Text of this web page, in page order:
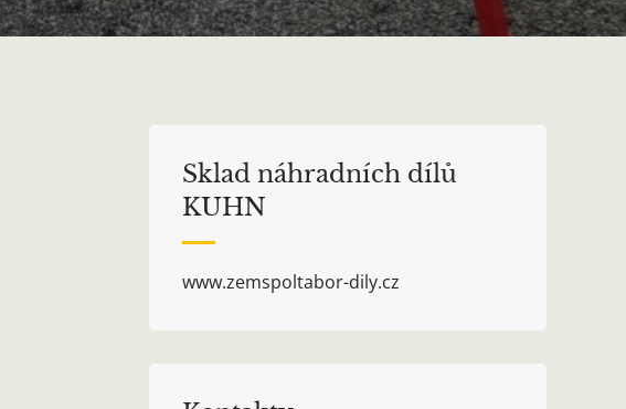
Sklad náhradních dílů
KUHN
www.zemspoltabor-dily.cz